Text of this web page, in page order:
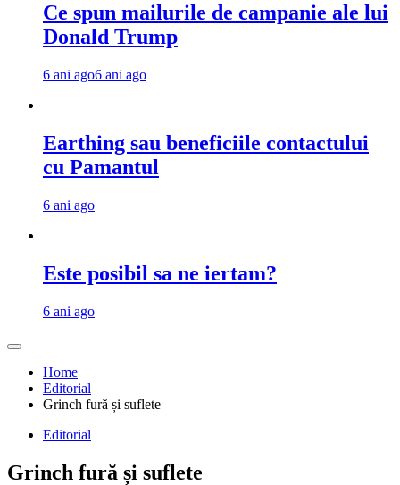
Ce spun mailurile de campanie ale lui
Donald Trump
6 ani ago6 ani ago
Earthing sau beneficiile contactului
cu Pamantul
6 ani ago
Este posibil sa ne iertam?
6 ani ago
Home
Editorial
Grinch fură și suflete
Editorial
Grinch fură și suflete